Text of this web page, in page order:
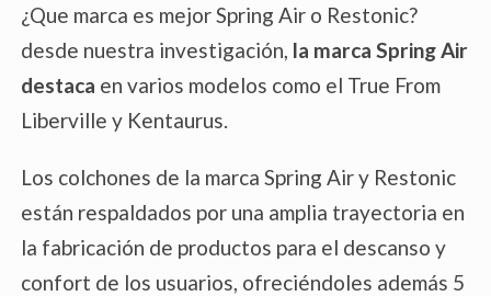
¿Que marca es mejor Spring Air o Restonic?
desde nuestra investigación, la marca Spring Air
destaca en varios modelos como el True From
Liberville y Kentaurus.
Los colchones de la marca Spring Air y Restonic
están respaldados por una amplia trayectoria en
la fabricación de productos para el descanso y
confort de los usuarios, ofreciéndoles además 5